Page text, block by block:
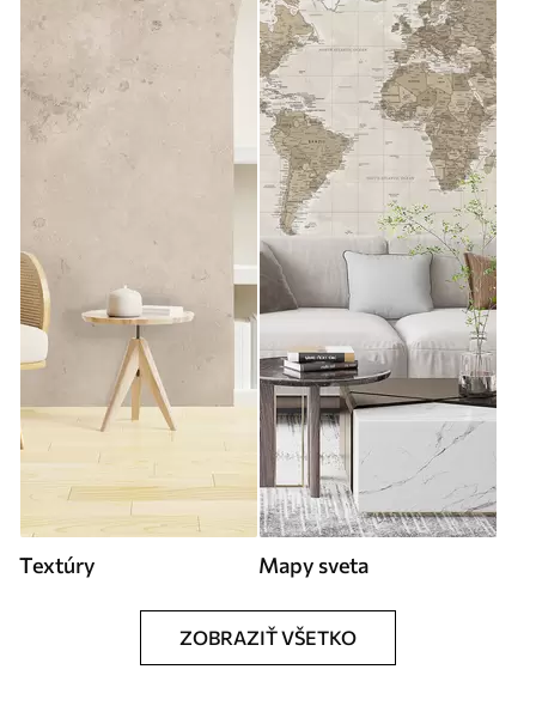
Textúry Mapy sveta
ZOBRAZIŤ VŠETKO